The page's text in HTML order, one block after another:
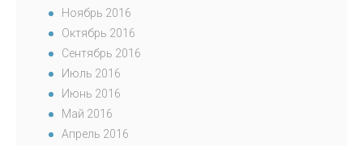
Ноябрь 2016
Октябрь 2016
Сентябрь 2016
Июль 2016
Июнь 2016
Май 2016
Апрель 2016